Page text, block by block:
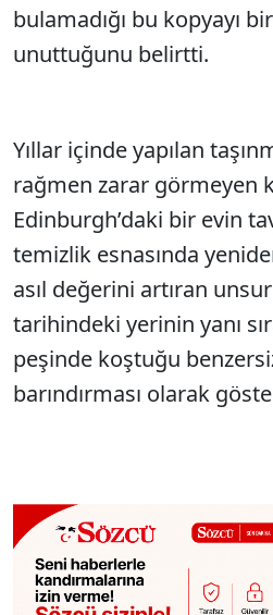
bulamadığı bu kopyayı
unuttuğunu belirtti.
Yıllar içinde yapılan
rağmen zarar görmeyen
Edinburgh’daki bir evin
temizlik esnasında
asıl değerini artıran
tarihindeki yerinin yanı
peşinde koştuğu
barındırması olarak